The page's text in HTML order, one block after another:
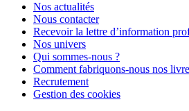
Nos actualités
Nous contacter
Recevoir la lettre d’information
Nos univers
Qui sommes-nous ?
Comment fabriquons-nous nos
Recrutement
Gestion des cookies